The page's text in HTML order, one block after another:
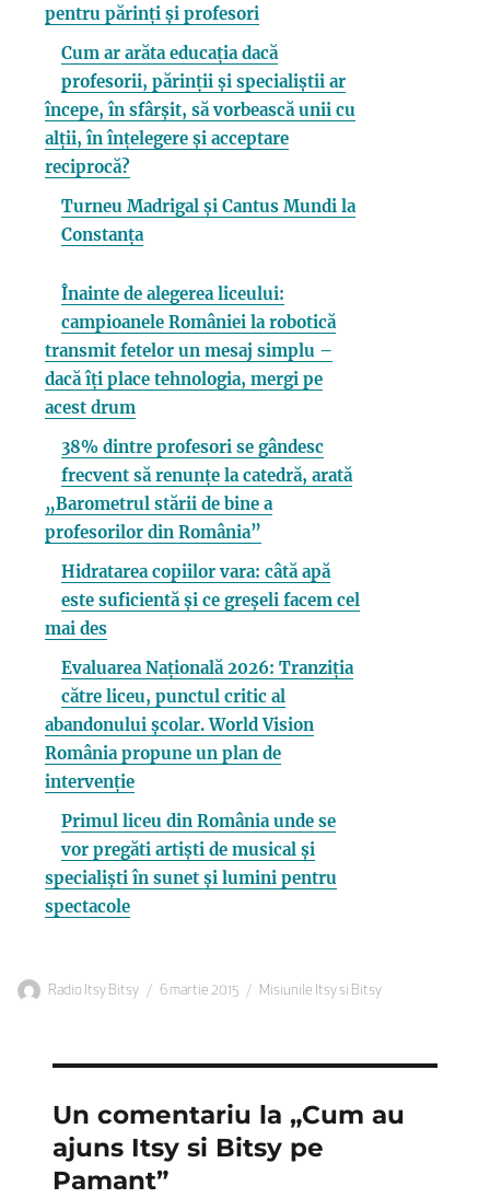
pentru părinți și profesori
Cum ar arăta educația dacă
profesorii, părinții și specialiștii ar
începe, în sfârșit, să vorbească unii cu
alții, în înțelegere și acceptare
reciprocă?
Turneu Madrigal și Cantus Mundi la
Constanța
Înainte de alegerea liceului:
campioanele României la robotică
transmit fetelor un mesaj simplu –
dacă îți place tehnologia, mergi pe
acest drum
38% dintre profesori se gândesc
frecvent să renunțe la catedră, arată
„Barometrul stării de bine a
profesorilor din România”
Hidratarea copiilor vara: câtă apă
este suficientă și ce greșeli facem cel
mai des
Evaluarea Națională 2026: Tranziția
către liceu, punctul critic al
abandonului școlar. World Vision
România propune un plan de
intervenție
Primul liceu din România unde se
vor pregăti artiști de musical și
specialiști în sunet și lumini pentru
spectacole
Autor
Radio Itsy Bitsy
Publicat
6 martie 2015 Categorii
Misiunile Itsy si Bitsy
Un comentariu la „Cum au
ajuns Itsy si Bitsy pe
Pamant”